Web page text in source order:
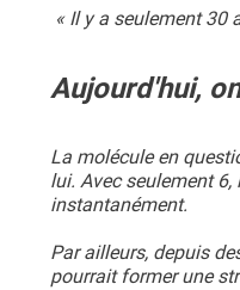
« Il y a seulement 30
Aujourd'hui,
La molécule en
lui. Avec seulement
instantanément.
Par ailleurs, depuis
pourrait former une